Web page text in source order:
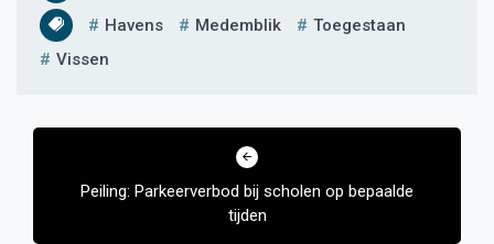
Havens Medemblik
Toegestaan
Vissen
Bericht
Peiling: Parkeerverbod bij scholen op bepaalde
tijden